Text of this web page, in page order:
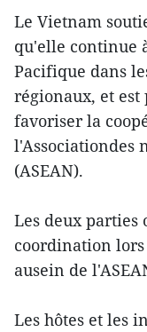
Le Vietnam
qu'elle continue
Pacifique dans
régionaux, et
favoriser la
l'Associationdes
(ASEAN).
Les deux
coordination
ausein de
Les hôtes et les